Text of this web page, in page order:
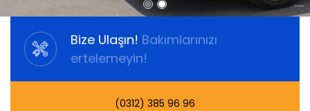
Bize Ulaşın! Bakımlarınızı
ertelemeyin!
(0312) 385 96 96